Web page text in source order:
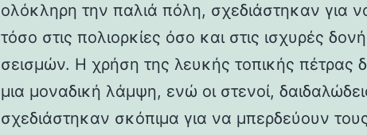
ολόκληρη την παλιά πόλη, σχεδιάστηκαν για
τόσο στις πολιορκίες όσο και στις ισχυρές
σεισμών. Η χρήση της λευκής τοπικής πέτρας
μια μοναδική λάμψη, ενώ οι στενοί,
σχεδιάστηκαν σκόπιμα για να μπερδεύουν τους